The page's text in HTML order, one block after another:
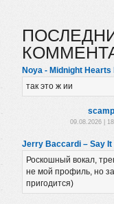
Noya - Midnight Hearts
так это ж ии
09.08.2026 |
Jerry Baccardi – Say It
Роскошный вокал,
не мой профиль, но
пригодится)